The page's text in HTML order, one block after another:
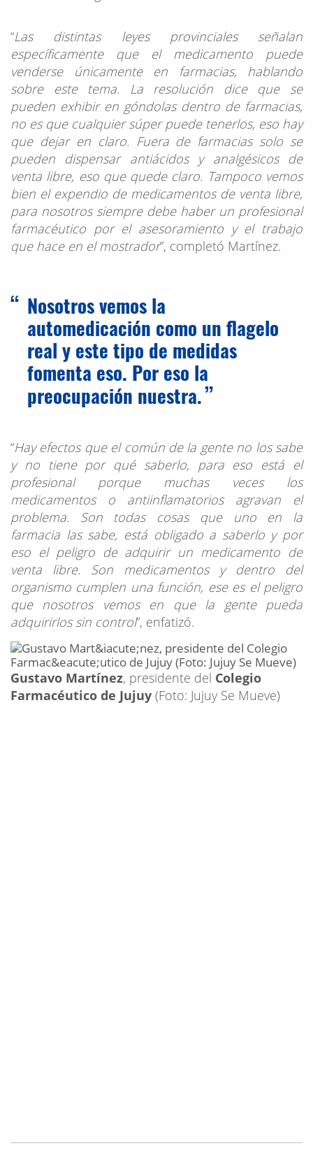
“Las distintas leyes provinciales señalan
específicamente que el medicamento puede
venderse únicamente en farmacias, hablando
sobre este tema. La resolución dice que se
pueden exhibir en góndolas dentro de farmacias,
no es que cualquier súper puede tenerlos, eso hay
que dejar en claro. Fuera de farmacias solo se
pueden dispensar antiácidos y analgésicos de
venta libre, eso que quede claro. Tampoco vemos
bien el expendio de medicamentos de venta libre,
para nosotros siempre debe haber un profesional
farmacéutico por el asesoramiento y el trabajo
que hace en el mostrador”, completó Martínez.
Nosotros vemos la
automedicación como un flagelo
real y este tipo de medidas
fomenta eso. Por eso la
preocupación nuestra.
“Hay efectos que el común de la gente no los sabe
y no tiene por qué saberlo, para eso está el
profesional porque muchas veces los
medicamentos o antiinflamatorios agravan el
problema. Son todas cosas que uno en la
farmacia las sabe, está obligado a saberlo y por
eso el peligro de adquirir un medicamento de
venta libre. Son medicamentos y dentro del
organismo cumplen una función, ese es el peligro
que nosotros vemos en que la gente pueda
adquirirlos sin control”, enfatizó.
Gustavo Martínez, presidente del Colegio
Farmacéutico de Jujuy (Foto: Jujuy Se Mueve)